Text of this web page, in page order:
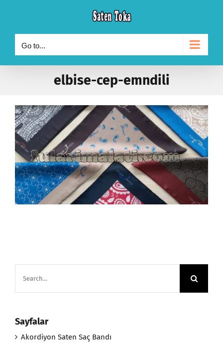
content
Go to...
elbise-cep-emndili
Sayfalar
Akordiyon Saten Saç Bandı